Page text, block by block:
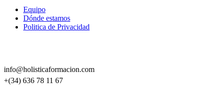
Equipo
Dónde estamos
Politica de Privacidad
info@holisticaformacion.com
+(34) 636 78 11 67